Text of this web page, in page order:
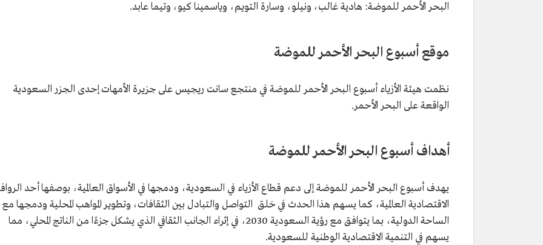
البحر الأحمر للموضة: هادية غالب، ونيلو، وسارة التويم، وياسمينا كيو، وتيما عابد.
موقع أسبوع البحر الأحمر للموضة
نظمت هيئة الأزياء أسبوع البحر الأحمر للموضة في منتجع سانت ريجيس على جزيرة الأمهات إحدى الجزر السعودية
الواقعة على البحر الأحمر.
أهداف أسبوع البحر الأحمر للموضة
يهدف أسبوع البحر الأحمر للموضة إلى دعم قطاع الأزياء في السعودية، ودمجها في الأسواق العالمية، بوصفها أحد
الاقتصادية العالمية، كما يسهم هذا الحدث في خلق التواصل والتبادل بين الثقافات، وتطوير المواهب المحلية ودمجها مع
الساحة الدولية، بما يتوافق مع رؤية السعودية 2030، في إثراء الجانب الثقافي الذي يشكل جزءًا من الناتج المحلي، مما
يسهم في التنمية الاقتصادية الوطنية للسعودية.